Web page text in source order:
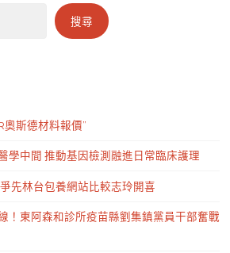
搜尋
奧斯德材料報價”
學中間 推動基因檢測融進日常臨床護理
先林台包養網站比較志玲開喜
！東阿森和診所疫苗縣劉集鎮黨員干部奮戰